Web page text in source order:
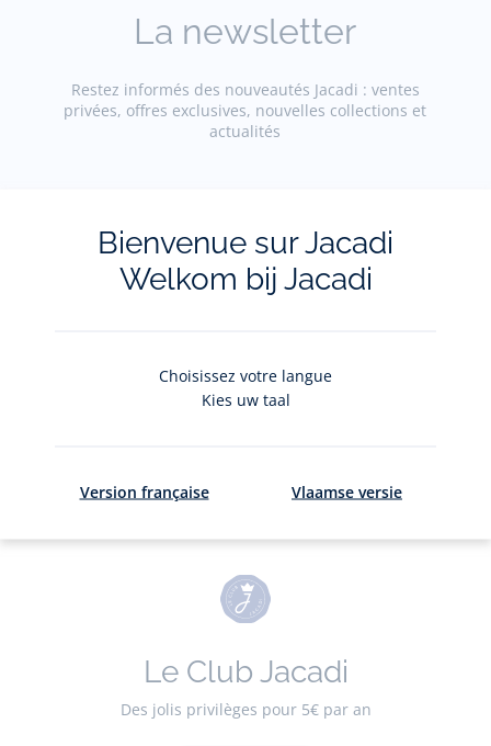
La newsletter
Restez informés des nouveautés Jacadi : ventes
privées, offres exclusives, nouvelles collections et
actualités
jacquesadit@gmail.com)
S'inscrire
Pour plus d'informations sur vos données personnelles,
ici.
Le Club Jacadi
Des jolis privilèges pour 5€ par an
Bienvenue sur Jacadi
Welkom bij Jacadi
Choisissez votre langue
Kies uw taal
Version française Vlaamse versie